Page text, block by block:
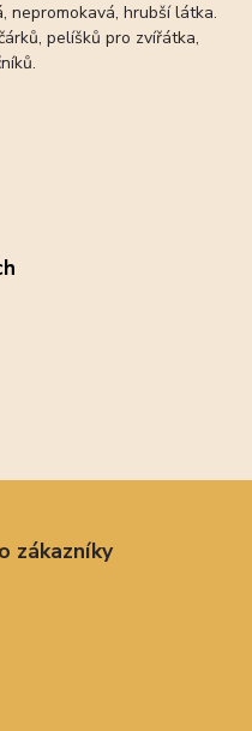
nepromokavá, hrubší látka.
pelíšků pro zvířátka,
zákazníky